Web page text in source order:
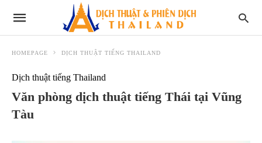
HOMEPAGE DỊCH THUẬT TIẾNG THAILAND
Dịch thuật tiếng Thailand
Văn phòng dịch thuật tiếng Thái tại Vũng
Tàu